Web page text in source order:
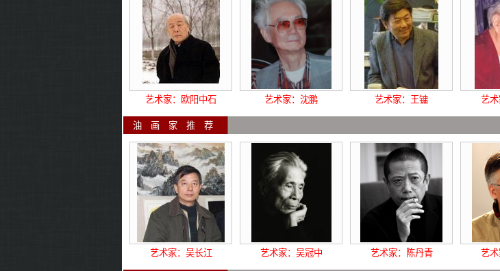
艺术家：欧阳中石 艺术家：沈鹏 艺术家：王镛 艺
油 画 家
艺术家：吴长江 艺术家：吴冠中 艺术家：陈丹青 艺